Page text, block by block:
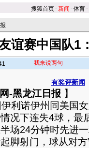
搜狐首页-新闻 -体育-
谊赛中国队1
我来说两句
有奖评新闻
-黑龙江日报 】
诺伊州同美国女
况下连失4球，最
24分钟时先进一
脚射门，球从对